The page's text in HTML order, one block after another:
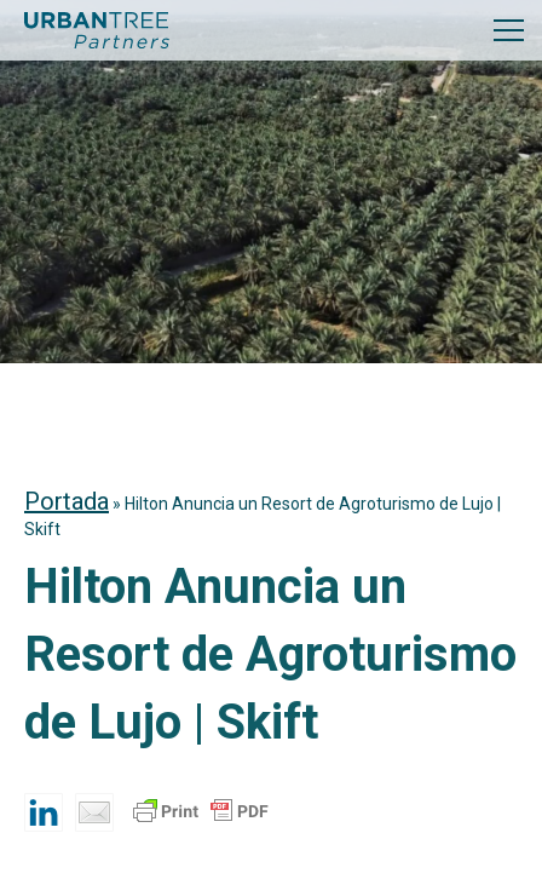
Portada » Hilton Anuncia un Resort de Agroturismo de Lujo |
Skift
Hilton Anuncia un
Resort de Agroturismo
de Lujo | Skift